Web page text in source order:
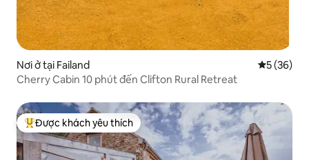
Nơi ở tại Failand Xếp hạng
5 (36)
Cherry Cabin 10 phút đến Clifton Rural Retreat
Được khách yêu thích nhất
Được khách yêu thích